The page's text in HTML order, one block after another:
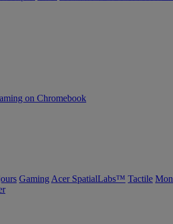
on Chromebook
Gaming Acer SpatialLabs™ Tactile